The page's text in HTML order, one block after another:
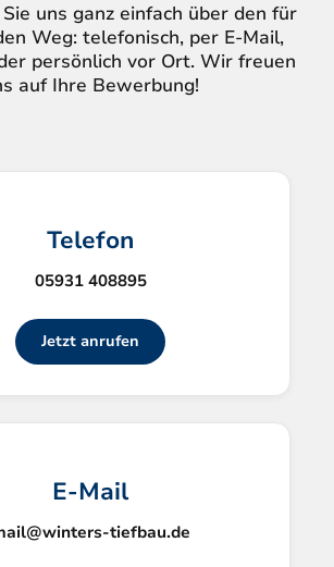
uns ganz einfach über den für
Weg: telefonisch, per E-Mail,
persönlich vor Ort. Wir freuen
auf Ihre Bewerbung!
Telefon
05931 408895
Jetzt anrufen
E-Mail
tiefbau.de